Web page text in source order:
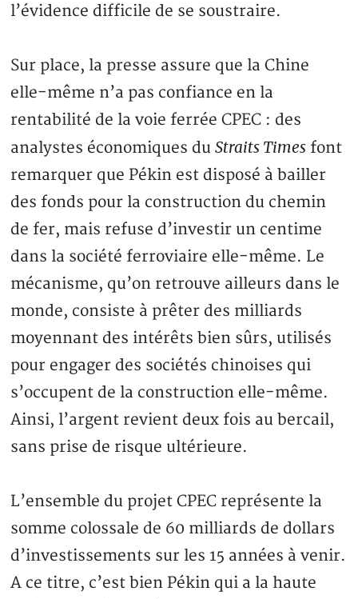
l’évidence difficile de se soustraire.
Sur place, la presse assure que la Chine
elle-même n’a pas confiance en la
rentabilité de la voie ferrée CPEC : des
analystes économiques duStraits Times font
remarquer que Pékin est disposé à bailler
des fonds pour la construction du chemin
de fer, mais refuse d’investir un centime
dans la société ferroviaire elle-même. Le
mécanisme, qu’on retrouve ailleurs dans le
monde, consiste à prêter des milliards
moyennant des intérêts bien sûrs, utilisés
pour engager des sociétés chinoises qui
s’occupent de la construction elle-même.
Ainsi, l’argent revient deux fois au bercail,
sans prise de risque ultérieure.
L’ensemble du projet CPEC représente la
somme colossale de 60 milliards de dollars
d’investissements sur les 15 années à venir.
A ce titre, c’est bien Pékin qui a la haute